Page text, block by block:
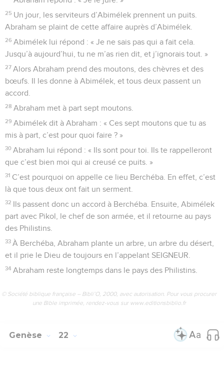
25 Un jour, les serviteurs d’Abimélek prennent un puits.
Abraham se plaint de cette affaire auprès d’Abimélek.
26 Abimélek lui répond : « Je ne sais pas qui a fait cela.
Jusqu’à aujourd’hui, tu ne m’as rien dit, et j’ignorais tout. »
27 Alors Abraham prend des moutons, des chèvres et des
bœufs. Il les donne à Abimélek, et tous deux passent un
accord.
28 Abraham met à part sept moutons.
29 Abimélek dit à Abraham : « Ces sept moutons que tu as
mis à part, c’est pour quoi faire ? »
30 Abraham lui répond : « Ils sont pour toi. Ils te rappelleront
que c’est bien moi qui ai creusé ce puits. »
31 C’est pourquoi on appelle ce lieu Berchéba. En effet, c’est
là que tous deux ont fait un serment.
32 Ils passent donc un accord à Berchéba. Ensuite, Abimélek
part avec Pikol, le chef de son armée, et il retourne au pays
des Philistins.
33 À Berchéba, Abraham plante un arbre, un arbre du désert,
et il prie le Dieu de toujours en l’appelant SEIGNEUR.
34 Abraham reste longtemps dans le pays des Philistins.
© Société biblique française – Bibli’O, 2000, avec autorisation. Pour vous procurer
une Bible imprimée, rendez-vous sur www.editionsbiblio.fr
Genèse 22